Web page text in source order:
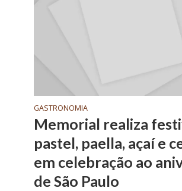
GASTRONOMIA
Memorial realiza
pastel, paella, açaí e
em celebração ao
de São Paulo